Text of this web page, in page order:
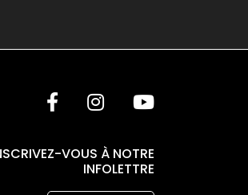
VOUS À NOTRE
INFOLETTRE